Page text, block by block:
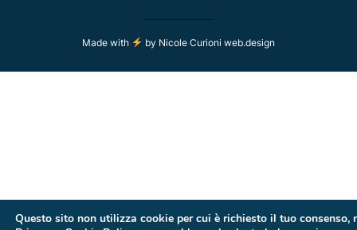
Made with by Nicole Curioni web.design
Questo sito non utilizza cookie per cui è richiesto il tuo consenso,